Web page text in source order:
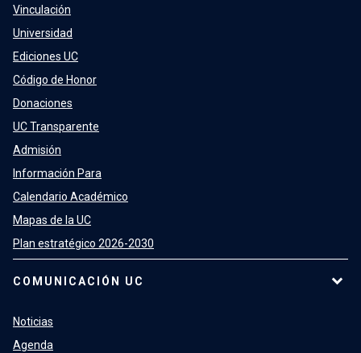
Vinculación
Universidad
Ediciones UC
Código de Honor
Donaciones
UC Transparente
Admisión
Información Para
Calendario Académico
Mapas de la UC
Plan estratégico 2026-2030
COMUNICACIÓN UC
Noticias
Agenda